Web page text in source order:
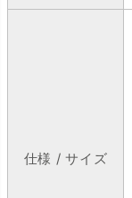
仕様 / サイズ